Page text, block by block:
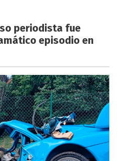
periodista fue
episodio en